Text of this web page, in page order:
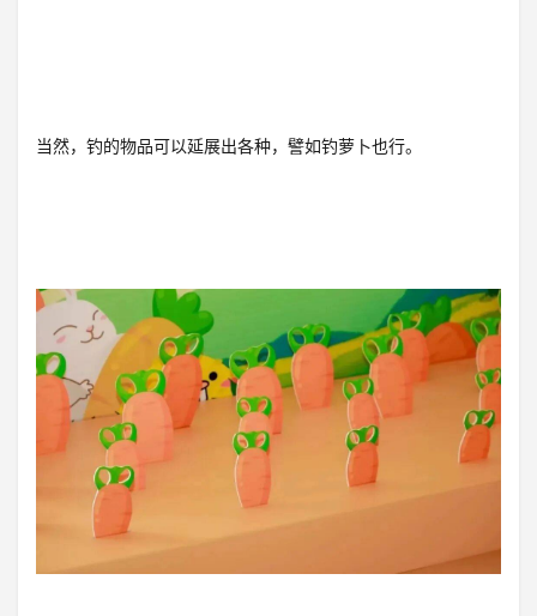
当然，钓的物品可以延展出各种，譬如钓萝卜也行。